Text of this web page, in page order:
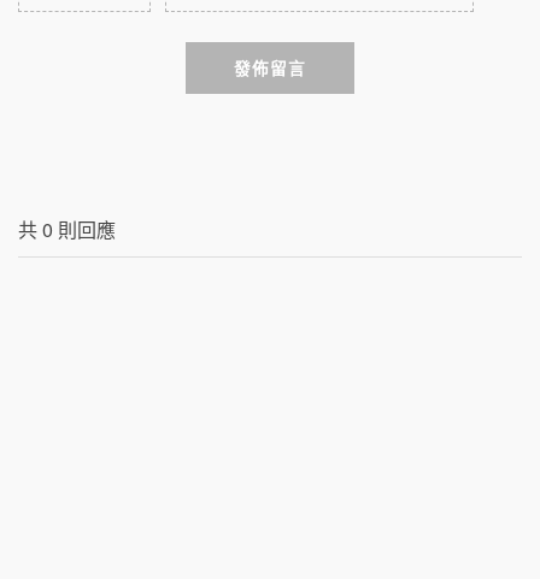
發佈留言
共0 則回應